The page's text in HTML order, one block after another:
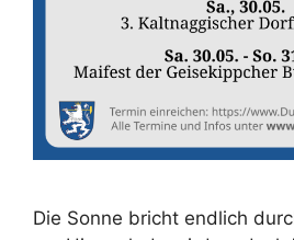
Die Sonne bricht endlich